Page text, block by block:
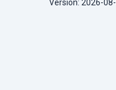
Version: 2026-